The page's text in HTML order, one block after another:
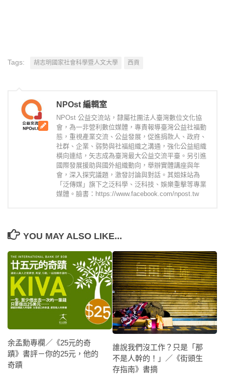
Tags: 胡志明國家社會科學暨人文大學 西貢
NPOst 編輯室
NPOst 公益交流站，隸屬社團法人臺灣數位文化協
會，為一非營利數位媒體，專責報導臺灣公益社福動
態，重視產業交流、公益發展，促進捐款人、政府、
社群、企業、弱勢與社福組織之溝通，強化公益組織
橫向連結，矢志成為臺灣最大公益交流平臺。另引進
國際發展援助與國外組織動向，舉辦實體講座與年
會，深入探究議題，激發討論與對話。其姐妹站為
「泛傳媒」旗下之泛科學、泛科技、娛樂重擊等專業
媒體。臉書：https://www.facebook.com/npost.tw
YOU MAY ALSO LIKE...
余孟勳專欄／《25元的奇
蹟》書評－你的25元，他的
奇蹟
誰說我們沒工作？只是「那
不是人幹的！」／《街頭生
存指南》書摘